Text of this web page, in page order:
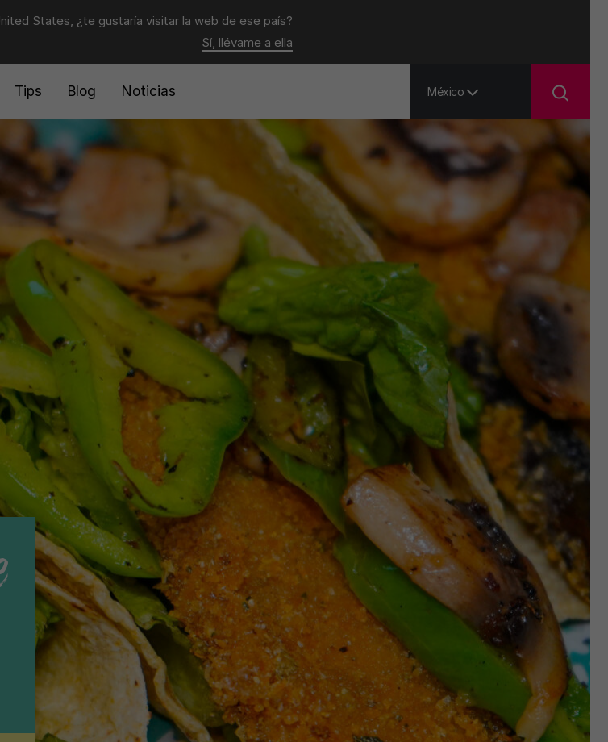
States, ¿te gustaría visitar la web de ese país?
Sí, llévame a ella
Tips Blog Noticias México